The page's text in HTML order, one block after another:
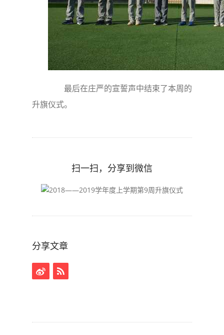
最后在庄严的宣誓声中结束了本周的
升旗仪式。
扫一扫，分享到微信
分享文章